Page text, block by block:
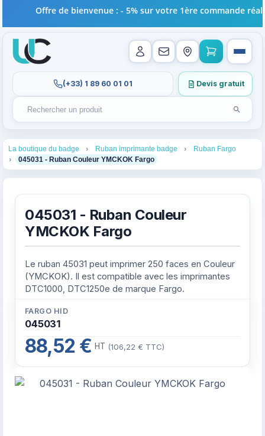
Rechercher un produit
Recherches récentes au focus. Tapez au moins 2
Lancer
(+33) 1 89 60 01 01 Devis gratuit
Offre de bienvenue : - 5% sur votre 1ère commande
La boutique du badge Ruban imprimante badge Ruban Fargo
045031 - Ruban Couleur YMCKOK Fargo 4
045031 - Ruban Couleur
YMCKOK Fargo
Le ruban 45031 peut imprimer 250 faces en Couleur
(YMCKOK). Il est compatible avec les imprimantes
DTC1000, DTC1250e de marque Fargo.
FARGO HID
045031
88,52 € HT (106,22 € TTC)